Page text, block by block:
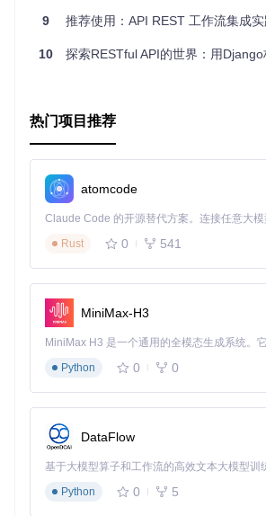
manage.py是 Django 项目的主要管理文
移等。
python manage.py migrate
wsgi.py 和 asgi.py
wsgi.py: 用于部署 WSGI 服务器，如
I。
asgi.py
n。
settings.py是 Django 项目的主要配置
配置、静态文件配置、应用配置等。
import os
BASE_DIR =
SECRET_KEY = 'your-secret-key'
9 推荐使用：API REST 工作流集成实
10 探索RESTful API的世界：用
热门项目推荐
atomcode
Rust
0 541
MiniMax-H3
Python
0 0
DataFlow
基于大模型算子和工作流的高效文本大模型训
Python
0 5